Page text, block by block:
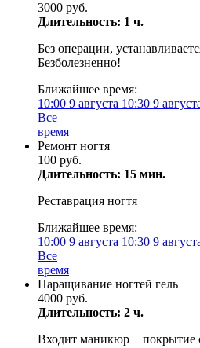
3000 руб.
Длительность: 1 ч.
Без операции,
Безболезненно!
Ближайшее время:
10:00 9 августа 10:30 9
Все
время
Ремонт ногтя
100 руб.
Длительность: 15 мин.
Реставрация ногтя
Ближайшее время:
10:00 9 августа 10:30 9
Все
время
Наращивание ногтей гель
4000 руб.
Длительность: 2 ч.
Входит маникюр + покрытие